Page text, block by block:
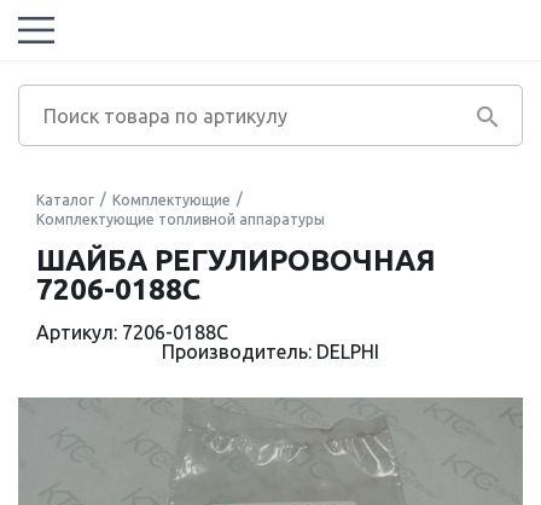
Каталог
Комплектующие
Комплектующие топливной аппаратуры
ШАЙБА РЕГУЛИРОВОЧНАЯ
7206-0188C
Артикул: 7206-0188C
Производитель: DELPHI